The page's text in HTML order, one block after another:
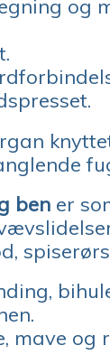
og
ben er
mave